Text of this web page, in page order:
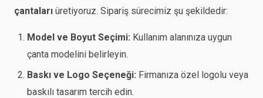
çantalarıüretiyoruz. Sipariş sürecimiz şu şekildedir:
Model ve Boyut Seçimi: Kullanım alanınıza uygun
çanta modelini belirleyin.
Baskı ve Logo Seçeneği: Firmanıza özel logolu veya
baskılı tasarım tercih edin.